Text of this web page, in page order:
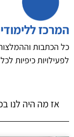
המרכז
כל הכתבות
לפעילויות כיפיות
אז מה היה לנו